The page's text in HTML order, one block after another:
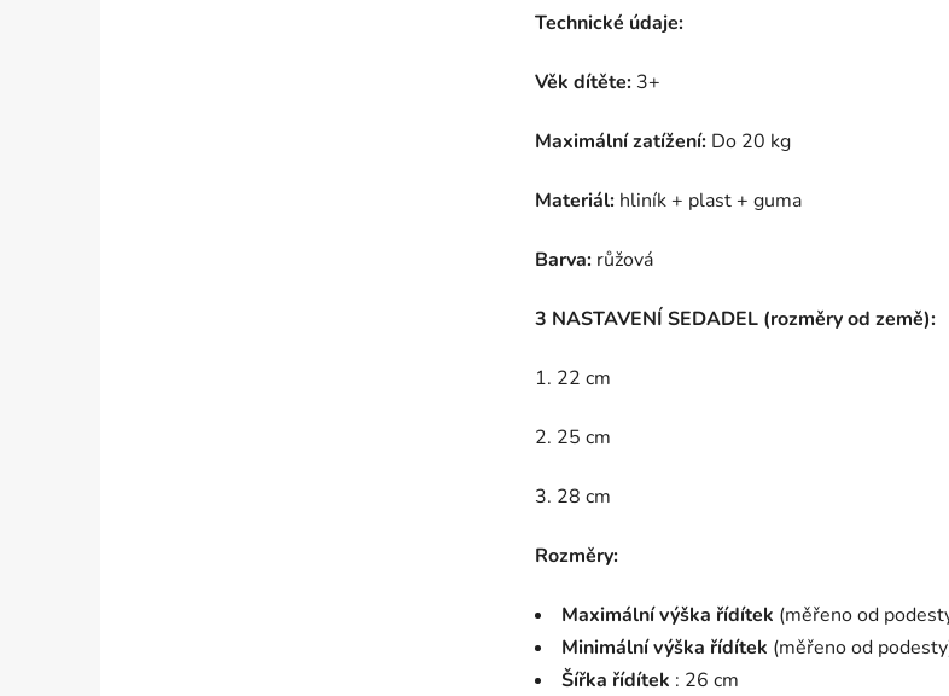
Technické údaje:
Věk dítěte: 3+
Maximální zatížení: Do 20 kg
Materiál: hliník + plast + guma
Barva: růžová
3 NASTAVENÍ SEDADEL (rozměry od země):
1. 22 cm
2. 25 cm
3. 28 cm
Rozměry:
Maximální výška řídítek (měřeno od
Minimální výška řídítek (měřeno od
Šířka řídítek : 26 cm